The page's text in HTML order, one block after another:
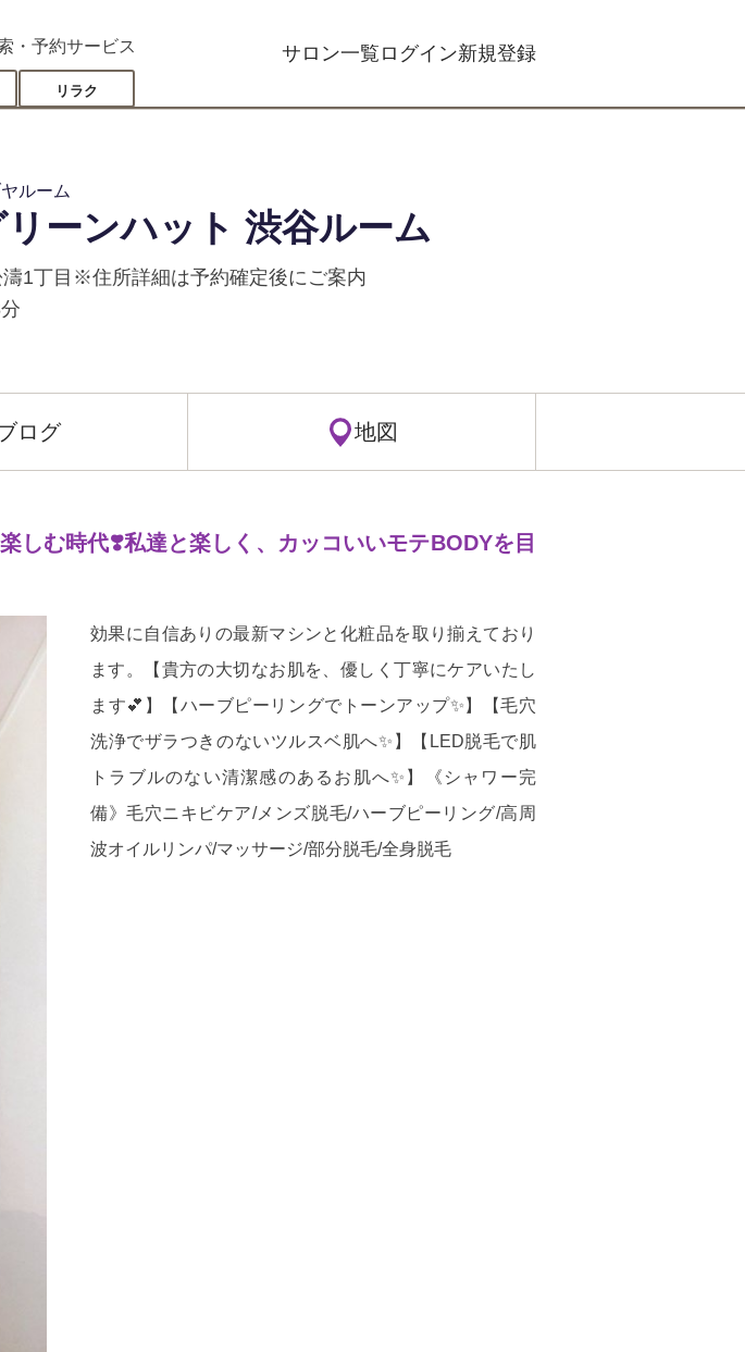
・予約サービス
リラク
サロン一覧 ログイン新規登録
ルーム
ーンハット 渋谷ルーム
1丁目※住所詳細は予約確定後にご案内
ログ 地図
しむ時代❣️私達と楽しく、カッコいいモテBODYを目
効果に自信ありの最新マシンと化粧品を取り揃えており
ます。【貴方の大切なお肌を、優しく丁寧にケアいたし
ます💕】【ハーブピーリングでトーンアップ✨】【毛穴
洗浄でザラつきのないツルスベ肌へ✨】【LED脱毛で肌
トラブルのない清潔感のあるお肌へ✨】《シャワー完
備》毛穴ニキビケア/メンズ脱毛/ハーブピーリング/高周
波オイルリンパ/マッサージ/部分脱毛/全身脱毛